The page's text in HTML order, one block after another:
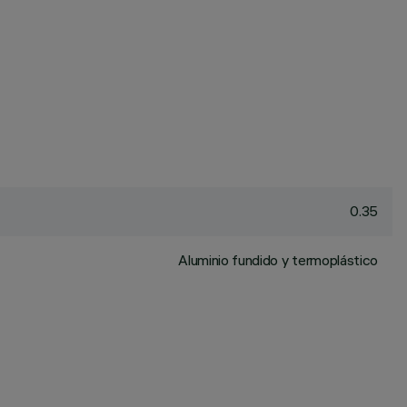
0.35
Aluminio fundido y termoplástico